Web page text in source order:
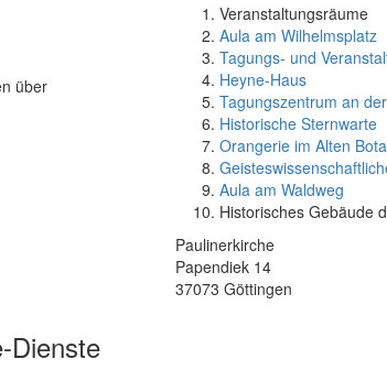
über
Veranstaltungsräume
Aula am Wilhelmsplatz
Tagungs- und
Heyne-Haus
Tagungszentrum an
Historische Sternwarte
Orangerie im Alten
Aula am Waldweg
Historisches Gebäude
Paulinerkirche
Papendiek 14
37073 Göttingen
Dienste